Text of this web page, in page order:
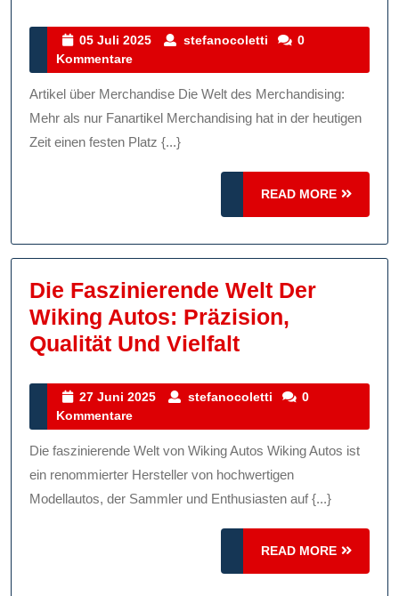
Des
Trends,
Vielfalt
Und
Innovationen
05 Juli 2025
05
2025
stefanocoletti stefanocoletti
0
Kommentare
Artikel über Merchandise Die Welt des Merchandising:
Mehr als nur Fanartikel Merchandising hat in der heutigen
Zeit einen festen Platz {...}
READ MORE
READ
MORE
Die Faszinierende Welt Der
Wiking Autos: Präzision,
Qualität Und VielfaltDie
Welt
Wiking
Autos:
Präzision,
Qualität
Und
Vielfalt
27 Juni 2025
27
2025
stefanocoletti stefanocoletti
0
Kommentare
Die faszinierende Welt von Wiking Autos Wiking Autos ist
ein renommierter Hersteller von hochwertigen
Modellautos, der Sammler und Enthusiasten auf {...}
READ MORE
READ
MORE